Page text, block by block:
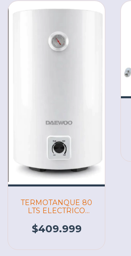
TERMOTANQUE 80
LTS ELECTRICO
(07180)
$409.999